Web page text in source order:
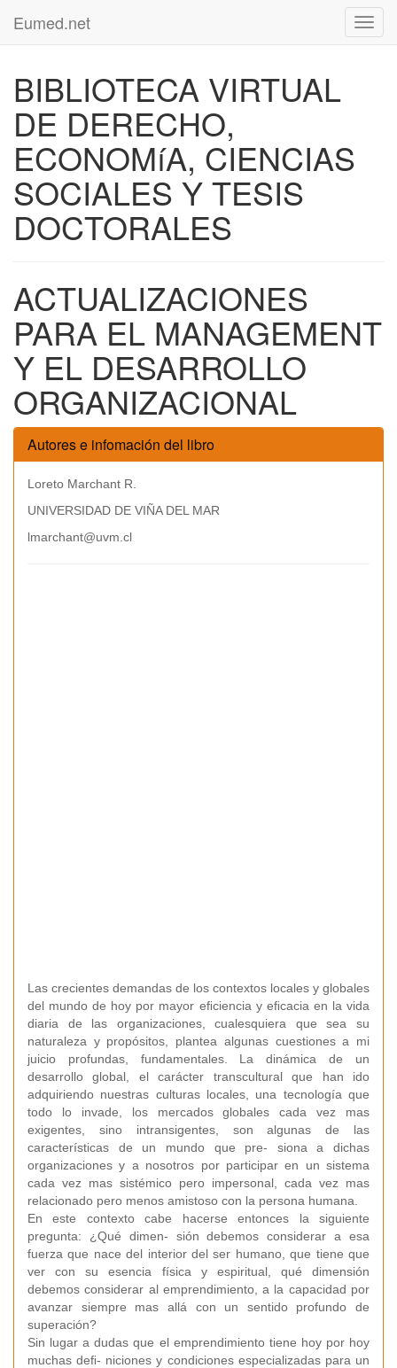
Eumed.net
BIBLIOTECA VIRTUAL
DE DERECHO,
ECONOMíA, CIENCIAS
SOCIALES Y TESIS
DOCTORALES
ACTUALIZACIONES
PARA EL MANAGEMENT
Y EL DESARROLLO
ORGANIZACIONAL
Autores e infomación del libro
Loreto Marchant R.
UNIVERSIDAD DE VIÑA DEL MAR
lmarchant@uvm.cl
Las crecientes demandas de los contextos locales y globales
del mundo de hoy por mayor eﬁciencia y eﬁcacia en la vida
diaria de las organizaciones, cualesquiera que sea su
naturaleza y propósitos, plantea algunas cuestiones a mi
juicio profundas, fundamentales. La dinámica de un
desarrollo global, el carácter transcultural que han ido
adquiriendo nuestras culturas locales, una tecnología que
todo lo invade, los mercados globales cada vez mas
exigentes, sino intransigentes, son algunas de las
características de un mundo que pre- siona a dichas
organizaciones y a nosotros por participar en un sistema
cada vez mas sistémico pero impersonal, cada vez mas
relacionado pero menos amistoso con la persona humana.
En este contexto cabe hacerse entonces la siguiente
pregunta: ¿Qué dimen- sión debemos considerar a esa
fuerza que nace del interior del ser humano, que tiene que
ver con su esencia física y espiritual, qué dimensión
debemos considerar al emprendimiento, a la capacidad por
avanzar siempre mas allá con un sentido profundo de
superación?
Sin lugar a dudas que el emprendimiento tiene hoy por hoy
muchas deﬁ- niciones y condiciones especializadas para un